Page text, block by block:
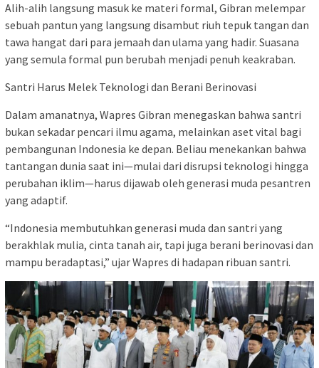
Alih-alih langsung masuk ke materi formal, Gibran melempar
sebuah pantun yang langsung disambut riuh tepuk tangan dan
tawa hangat dari para jemaah dan ulama yang hadir. Suasana
yang semula formal pun berubah menjadi penuh keakraban.
​Santri Harus Melek Teknologi dan Berani Berinovasi
​Dalam amanatnya, Wapres Gibran menegaskan bahwa santri
bukan sekadar pencari ilmu agama, melainkan aset vital bagi
pembangunan Indonesia ke depan. Beliau menekankan bahwa
tantangan dunia saat ini—mulai dari disrupsi teknologi hingga
perubahan iklim—harus dijawab oleh generasi muda pesantren
yang adaptif.
​“Indonesia membutuhkan generasi muda dan santri yang
berakhlak mulia, cinta tanah air, tapi juga berani berinovasi dan
mampu beradaptasi,” ujar Wapres di hadapan ribuan santri.